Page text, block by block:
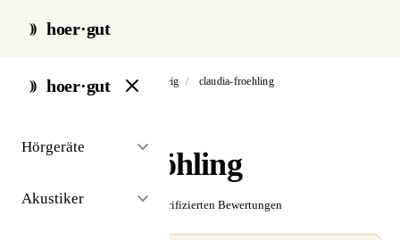
hoer·gut
hoer·gut
Hörgeräte
Akustiker
start / akustiker / braunschweig / claudia-froehling
Claudia Fröhling
☆☆☆☆☆ Noch keine verifizierten Bewertungen